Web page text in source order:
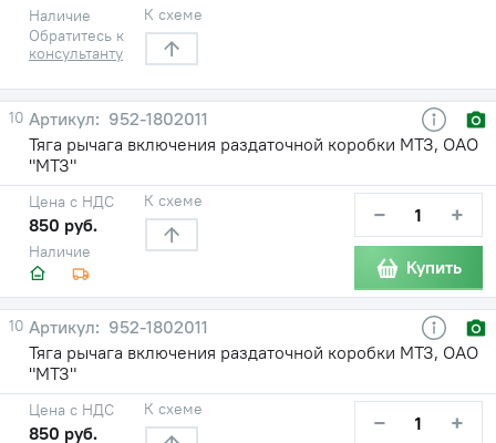
Наличие
Обратитесь к
консультанту
К схеме
10
952-1802011
Тяга рычага включения раздаточной коробки МТЗ, ОАО
"МТЗ"
Наличие
Цена с НДС
850 руб.
К схеме − +
Купить
10
952-1802011
Тяга рычага включения раздаточной коробки МТЗ, ОАО
"МТЗ"
Цена с НДС
850 руб.
К схеме − +